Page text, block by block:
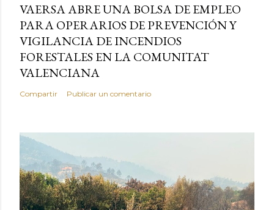
VAERSA ABRE UNA BOLSA DE EMPLEO
PARA OPERARIOS DE PREVENCIÓN Y
VIGILANCIA DE INCENDIOS
FORESTALES EN LA COMUNITAT
VALENCIANA
Compartir Publicar un comentario